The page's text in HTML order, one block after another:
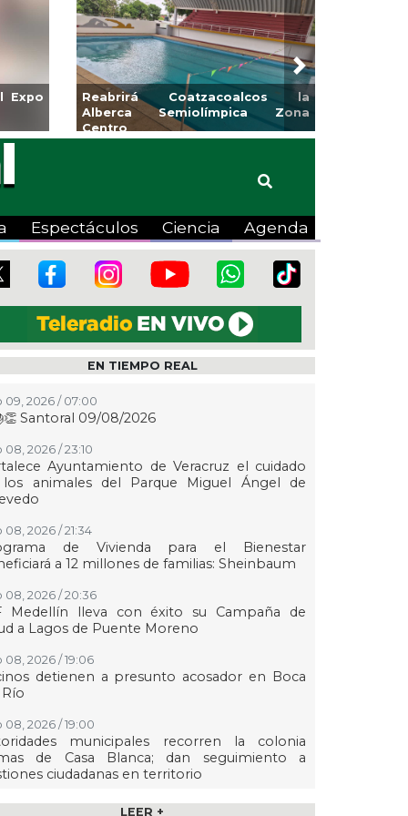
Expo
Reabrirá Coatzacoalcos la
Alberca Semiolímpica Zona
Centro
Next
Espectáculos Ciencia Agenda
EN TIEMPO REAL
09, 2026 / 07:00
Santoral 09/08/2026
08, 2026 / 23:10
Ayuntamiento de Veracruz el cuidado
animales del Parque Miguel Ángel de
08, 2026 / 21:34
de Vivienda para el Bienestar
a 12 millones de familias: Sheinbaum
08, 2026 / 20:36
Medellín lleva con éxito su Campaña de
a Lagos de Puente Moreno
08, 2026 / 19:06
detienen a presunto acosador en Boca
08, 2026 / 19:00
municipales recorren la colonia
de Casa Blanca; dan seguimiento a
ciudadanas en territorio
08, 2026 / 18:55 LEER +